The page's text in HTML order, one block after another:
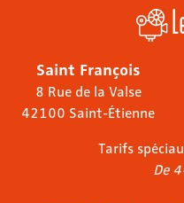
Saint François
8 Rue de la Valse
42100 Saint-Étienne
Tarifs
De